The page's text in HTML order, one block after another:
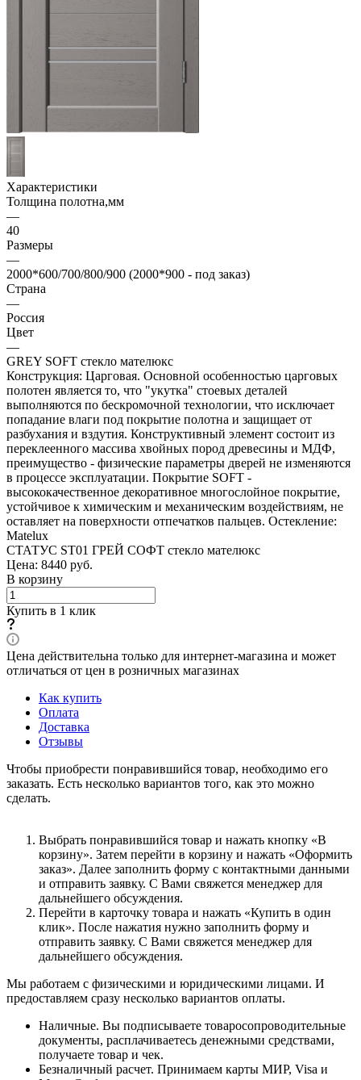
Характеристики
Толщина полотна,мм
—
40
Размеры
—
2000*600/700/800/900 (2000*900 - под заказ)
Страна
—
Россия
Цвет
—
GREY SOFT стекло мателюкс
Конструкция: Царговая. Основной особенностью царговых
полотен является то, что "укутка" стоевых деталей
выполняются по бескромочной технологии, что исключает
попадание влаги под покрытие полотна и защищает от
разбухания и вздутия. Конструктивный элемент состоит из
переклеенного массива хвойных пород древесины и МДФ,
преимущество - физические параметры дверей не изменяются
в процессе эксплуатации. Покрытие SOFT -
высококачественное декоративное многослойное покрытие,
устойчивое к химическим и механическим воздействиям, не
оставляет на поверхности отпечатков пальцев. Остекление:
Matelux
СТАТУС ST01 ГРЕЙ СОФТ стекло мателюкс
Цена: 8440 руб.
В корзину
Купить в 1 клик
Цена действительна только для интернет-магазина и может
отличаться от цен в розничных магазинах
Как купить
Оплата
Доставка
Отзывы
Чтобы приобрести понравившийся товар, необходимо его
заказать. Есть несколько вариантов того, как это можно
сделать.
Выбрать понравившийся товар и нажать кнопку «В
корзину». Затем перейти в корзину и нажать «Оформить
заказ». Далее заполнить форму с контактными данными
и отправить заявку. С Вами свяжется менеджер для
дальнейшего обсуждения.
Перейти в карточку товара и нажать «Купить в один
клик». После нажатия нужно заполнить форму и
отправить заявку. С Вами свяжется менеджер для
дальнейшего обсуждения.
Мы работаем с физическими и юридическими лицами. И
предоставляем сразу несколько вариантов оплаты.
Наличные. Вы подписываете товаросопроводительные
документы, расплачиваетесь денежными средствами,
получаете товар и чек.
Безналичный расчет. Принимаем карты МИР, Visa и